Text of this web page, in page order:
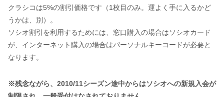
クラシコは5%の割引価格です（1枚目のみ。運よく手に入るかど
うかは、別）。
ソシオ割引を利用するためには、窓口購入の場合はソシオカード
が、インターネット購入の場合はパーソナルキーコードが必要と
なります。
※残念ながら、2010/11シーズン途中からはソシオへの新規入会が